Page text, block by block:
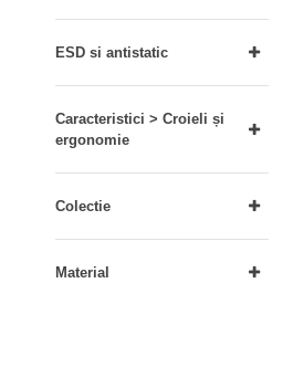
Colectie
Material
ESD si antistatic
Caracteristici > Croieli și
ergonomie